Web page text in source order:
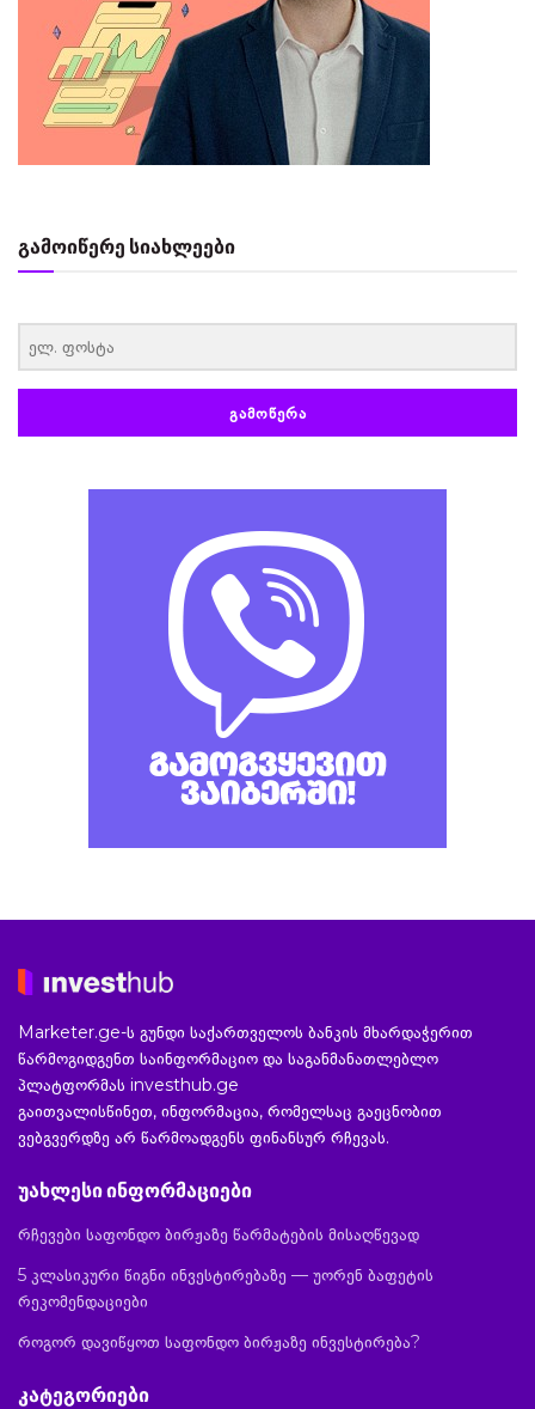
გამოიწერე სიახლეები
ᲒᲐᲛᲝᲬᲔᲠᲐ
Marketer.ge-ს გუნდი საქართველოს ბანკის მხარდაჭერით
წარმოგიდგენთ საინფორმაციო და საგანმანათლებლო
პლატფორმას investhub.ge
გაითვალისწინეთ, ინფორმაცია, რომელსაც გაეცნობით
ვებგვერდზე არ წარმოადგენს ფინანსურ რჩევას.
უახლესი ინფორმაციები
რჩევები საფონდო ბირჟაზე წარმატების მისაღწევად
5 კლასიკური წიგნი ინვესტირებაზე — უორენ ბაფეტის
რეკომენდაციები
როგორ დავიწყოთ საფონდო ბირჟაზე ინვესტირება?
კატეგორიები